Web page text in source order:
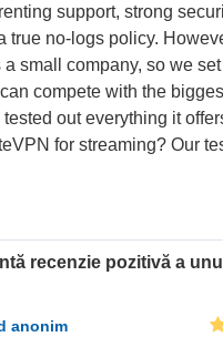
support, strong
true no-logs policy.
small company, so we
compete with the
tested out everything it
for streaming? Our
recenzie pozitivă a
anonim